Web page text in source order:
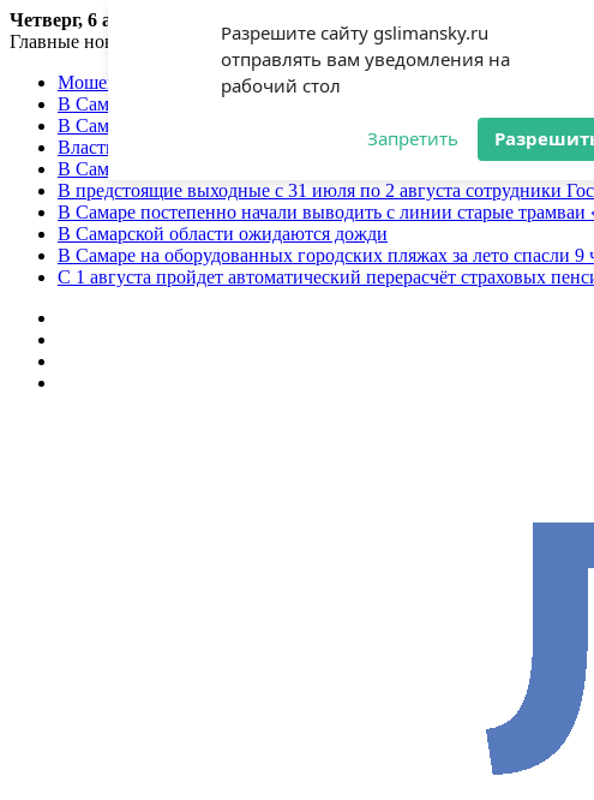
Разрешите сайту gslimansky.ru
отправлять вам уведомления на
рабочий стол
Запретить
Четверг, 6 августа 2026
Главные новости
Мошенники продолжают использовать приёмы социальной
В Самарской области сохранится теплая погода
В Самарской области ожидаются грозы
Власти Самары обсудят создание пешеходной зоны на улице
В Самарской области на трассе М-5 столкнулись два бензовоза
В предстоящие выходные с 31 июля по 2 августа сотрудники
В Самаре постепенно начали выводить с линии старые трамваи
В Самарской области ожидаются дожди
В Самаре на оборудованных городских пляжах за лето спасли 9
С 1 августа пройдет автоматический перерасчёт страховых